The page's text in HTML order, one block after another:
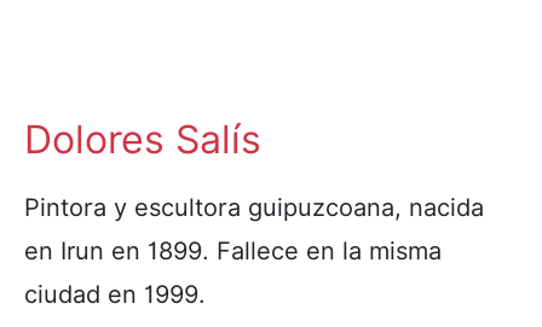
Dolores Salís
Pintora y escultora guipuzcoana, nacida
en Irun en 1899. Fallece en la misma
ciudad en 1999.